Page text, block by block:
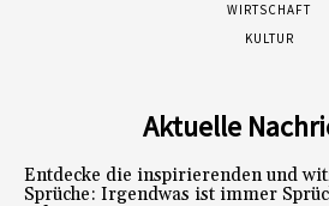
WIRTSCHAFT
KULTUR
Aktuelle
Entdecke die inspirierenden und
Sprüche: Irgendwas ist immer